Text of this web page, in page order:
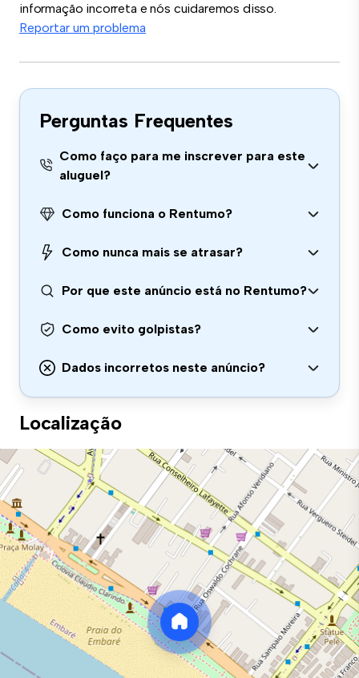
informação incorreta e nós cuidaremos disso.
Reportar um problema
Perguntas Frequentes
Como faço para me inscrever para este
aluguel?
Como funciona o Rentumo?
Como nunca mais se atrasar?
Por que este anúncio está no Rentumo?
Como evito golpistas?
Dados incorretos neste anúncio?
Localização